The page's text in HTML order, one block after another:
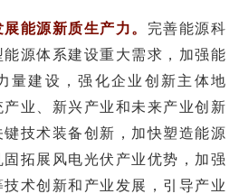
能源新质生产力。 完善能源科
源体系建设重大需求，加强能
量建设，强化企业创新主体地
业、新兴产业和未来产业创新
技术装备创新，加快塑造能源
拓展风电光伏产业优势，加强
术创新和产业发展，引导产业